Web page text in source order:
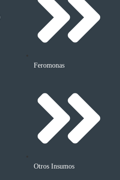
Feromonas
Otros Insumos